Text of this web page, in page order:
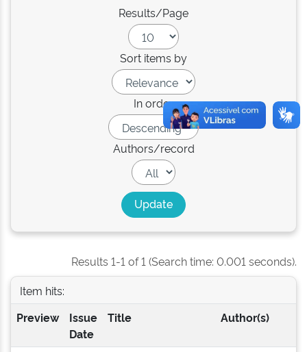
Results/Page
Sort items by
In order
Authors/record
Results 1-1 of 1 (Search time: 0.001 seconds).
Item hits:
Preview
Issue
Date
Title Author(s)